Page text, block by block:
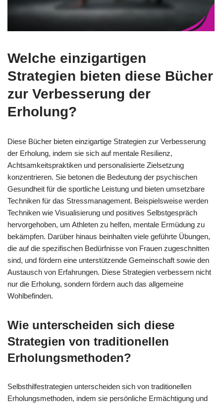
Welche einzigartigen
Strategien bieten diese Bücher
zur Verbesserung der
Erholung?
Diese Bücher bieten einzigartige Strategien zur Verbesserung
der Erholung, indem sie sich auf mentale Resilienz,
Achtsamkeitspraktiken und personalisierte Zielsetzung
konzentrieren. Sie betonen die Bedeutung der psychischen
Gesundheit für die sportliche Leistung und bieten umsetzbare
Techniken für das Stressmanagement. Beispielsweise werden
Techniken wie Visualisierung und positives Selbstgespräch
hervorgehoben, um Athleten zu helfen, mentale Ermüdung zu
bekämpfen. Darüber hinaus beinhalten viele geführte Übungen,
die auf die spezifischen Bedürfnisse von Frauen zugeschnitten
sind, und fördern eine unterstützende Gemeinschaft sowie den
Austausch von Erfahrungen. Diese Strategien verbessern nicht
nur die Erholung, sondern fördern auch das allgemeine
Wohlbefinden.
Wie unterscheiden sich diese
Strategien von traditionellen
Erholungsmethoden?
Selbsthilfestrategien unterscheiden sich von traditionellen
Erholungsmethoden, indem sie persönliche Ermächtigung und